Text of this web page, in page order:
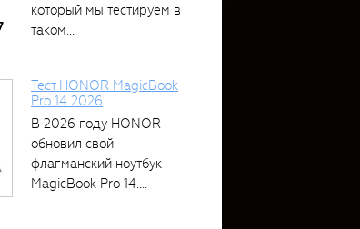
который мы тестируем в
таком...
Тест HONOR MagicBook
Pro 14 2026
В 2026 году HONOR
обновил свой
флагманский ноутбук
MagicBook Pro 14....